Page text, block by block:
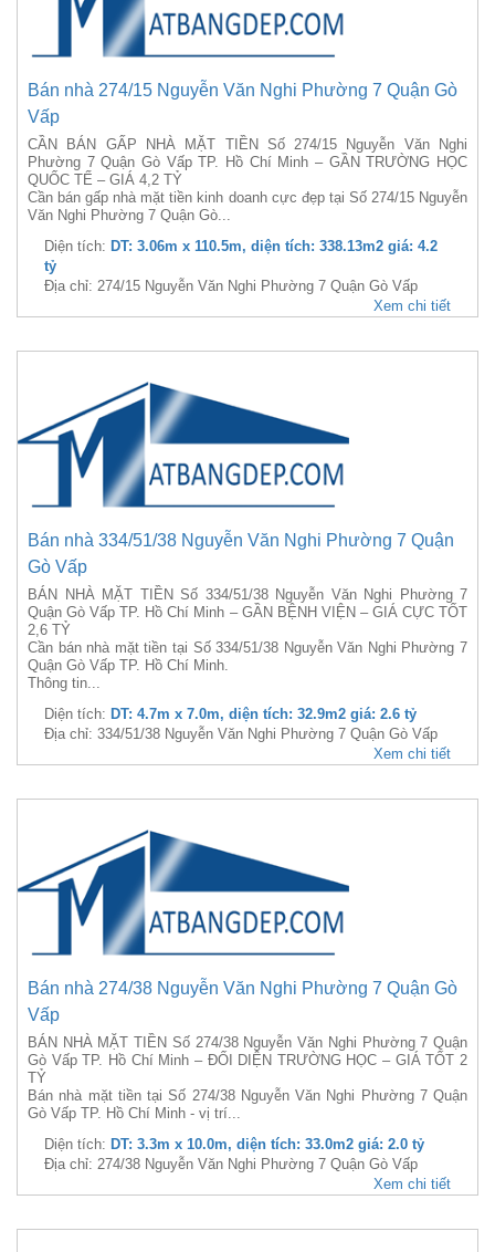
Bán nhà 274/15 Nguyễn Văn Nghi Phường 7 Quận Gò
Vấp
CẦN BÁN GẤP NHÀ MẶT TIỀN Số 274/15 Nguyễn Văn Nghi
Phường 7 Quận Gò Vấp TP. Hồ Chí Minh – GẦN TRƯỜNG HỌC
QUỐC TẾ – GIÁ 4,2 TỶ
Cần bán gấp nhà mặt tiền kinh doanh cực đẹp tại Số 274/15 Nguyễn
Văn Nghi Phường 7 Quận Gò...
Diện tích: DT: 3.06m x 110.5m, diện tích: 338.13m2 giá: 4.2
tỷ
Địa chỉ: 274/15 Nguyễn Văn Nghi Phường 7 Quận Gò Vấp
Xem chi tiết
Bán nhà 334/51/38 Nguyễn Văn Nghi Phường 7 Quận
Gò Vấp
BÁN NHÀ MẶT TIỀN Số 334/51/38 Nguyễn Văn Nghi Phường 7
Quận Gò Vấp TP. Hồ Chí Minh – GẦN BỆNH VIỆN – GIÁ CỰC TỐT
2,6 TỶ
Cần bán nhà mặt tiền tại Số 334/51/38 Nguyễn Văn Nghi Phường 7
Quận Gò Vấp TP. Hồ Chí Minh.
Thông tin...
Diện tích: DT: 4.7m x 7.0m, diện tích: 32.9m2 giá: 2.6 tỷ
Địa chỉ: 334/51/38 Nguyễn Văn Nghi Phường 7 Quận Gò Vấp
Xem chi tiết
Bán nhà 274/38 Nguyễn Văn Nghi Phường 7 Quận Gò
Vấp
BÁN NHÀ MẶT TIỀN Số 274/38 Nguyễn Văn Nghi Phường 7 Quận
Gò Vấp TP. Hồ Chí Minh – ĐỐI DIỆN TRƯỜNG HỌC – GIÁ TỐT 2
TỶ
Bán nhà mặt tiền tại Số 274/38 Nguyễn Văn Nghi Phường 7 Quận
Gò Vấp TP. Hồ Chí Minh - vị trí...
Diện tích: DT: 3.3m x 10.0m, diện tích: 33.0m2 giá: 2.0 tỷ
Địa chỉ: 274/38 Nguyễn Văn Nghi Phường 7 Quận Gò Vấp
Xem chi tiết